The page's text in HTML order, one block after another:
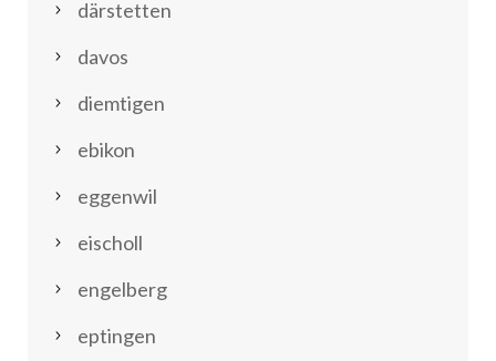
därstetten
davos
diemtigen
ebikon
eggenwil
eischoll
engelberg
eptingen